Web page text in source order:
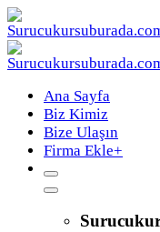
Ana Sayfa
Biz Kimiz
Bize Ulaşın
Firma Ekle+